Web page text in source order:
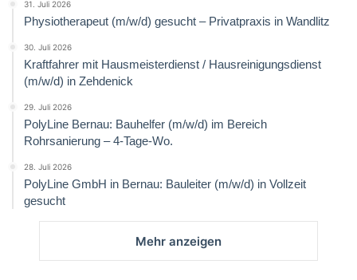
31. Juli 2026
Physiotherapeut (m/w/d) gesucht – Privatpraxis in Wandlitz
30. Juli 2026
Kraftfahrer mit Hausmeisterdienst / Hausreinigungsdienst
(m/w/d) in Zehdenick
29. Juli 2026
PolyLine Bernau: Bauhelfer (m/w/d) im Bereich
Rohrsanierung – 4-Tage-Wo.
28. Juli 2026
PolyLine GmbH in Bernau: Bauleiter (m/w/d) in Vollzeit
gesucht
Mehr anzeigen